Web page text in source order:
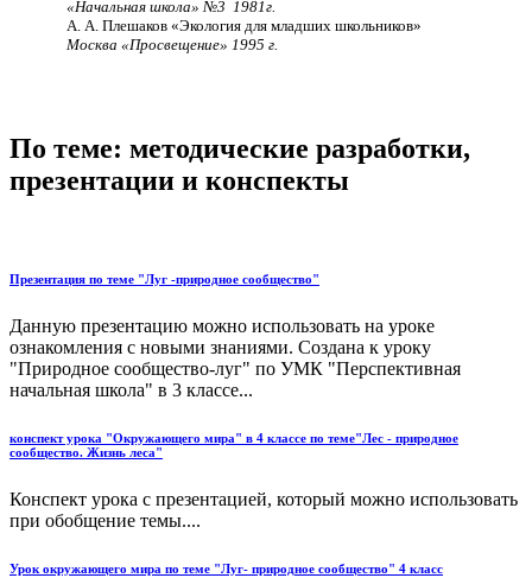
«Начальная школа» №3 1981г.
А. А. Плешаков «Экология для младших школьников»
Москва «Просвещение» 1995 г.
По теме: методические разработки,
презентации и конспекты
Презентация по теме "Луг -природное сообщество"
Данную презентацию можно использовать на уроке
ознакомления с новыми знаниями. Создана к уроку
"Природное сообщество-луг" по УМК "Перспективная
начальная школа" в 3 классе...
конспект урока "Окружающего мира" в 4 классе по теме"Лес - природное
сообщество. Жизнь леса"
Конспект урока с презентацией, который можно использовать
при обобщение темы....
Урок окружающего мира по теме "Луг- природное сообщество" 4 класс